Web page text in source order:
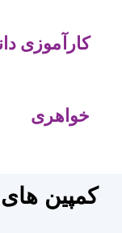
بخشی